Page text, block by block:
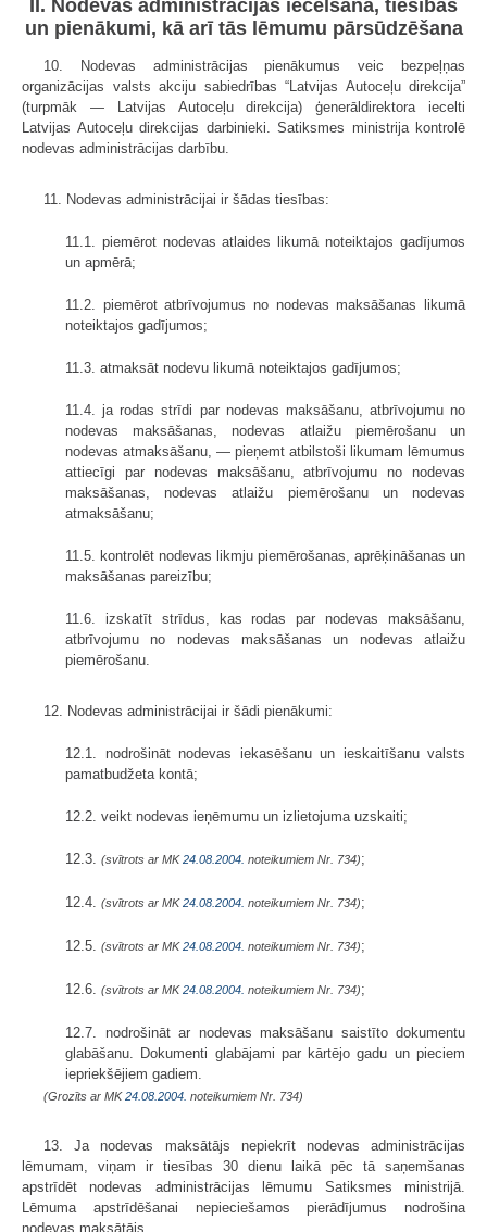
II. Nodevas administrācijas iecelšana, tiesības
un pienākumi, kā arī tās lēmumu pārsūdzēšana
10. Nodevas administrācijas pienākumus veic bezpeļņas
organizācijas valsts akciju sabiedrības “Latvijas Autoceļu direkcija”
(turpmāk — Latvijas Autoceļu direkcija) ģenerāldirektora iecelti
Latvijas Autoceļu direkcijas darbinieki. Satiksmes ministrija kontrolē
nodevas administrācijas darbību.
11. Nodevas administrācijai ir šādas tiesības:
11.1. piemērot nodevas atlaides likumā noteiktajos gadījumos
un apmērā;
11.2. piemērot atbrīvojumus no nodevas maksāšanas likumā
noteiktajos gadījumos;
11.3. atmaksāt nodevu likumā noteiktajos gadījumos;
11.4. ja rodas strīdi par nodevas maksāšanu, atbrīvojumu no
nodevas maksāšanas, nodevas atlaižu piemērošanu un
nodevas atmaksāšanu, — pieņemt atbilstoši likumam lēmumus
attiecīgi par nodevas maksāšanu, atbrīvojumu no nodevas
maksāšanas, nodevas atlaižu piemērošanu un nodevas
atmaksāšanu;
11.5. kontrolēt nodevas likmju piemērošanas, aprēķināšanas un
maksāšanas pareizību;
11.6. izskatīt strīdus, kas rodas par nodevas maksāšanu,
atbrīvojumu no nodevas maksāšanas un nodevas atlaižu
piemērošanu.
12. Nodevas administrācijai ir šādi pienākumi:
12.1. nodrošināt nodevas iekasēšanu un ieskaitīšanu valsts
pamatbudžeta kontā;
12.2. veikt nodevas ieņēmumu un izlietojuma uzskaiti;
12.3. (svītrots ar MK24.08.2004. noteikumiem Nr. 734);
12.4. (svītrots ar MK24.08.2004. noteikumiem Nr. 734);
12.5. (svītrots ar MK24.08.2004. noteikumiem Nr. 734);
12.6. (svītrots ar MK24.08.2004. noteikumiem Nr. 734);
12.7. nodrošināt ar nodevas maksāšanu saistīto dokumentu
glabāšanu. Dokumenti glabājami par kārtējo gadu un pieciem
iepriekšējiem gadiem.
(Grozīts ar MK24.08.2004. noteikumiem Nr. 734)
13. Ja nodevas maksātājs nepiekrīt nodevas administrācijas
lēmumam, viņam ir tiesības 30 dienu laikā pēc tā saņemšanas
apstrīdēt nodevas administrācijas lēmumu Satiksmes ministrijā.
Lēmuma apstrīdēšanai nepieciešamos pierādījumus nodrošina
nodevas maksātājs.